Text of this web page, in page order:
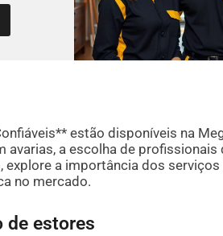
estão disponíveis na
a escolha de profissionais
a importância dos
no mercado.
de estores